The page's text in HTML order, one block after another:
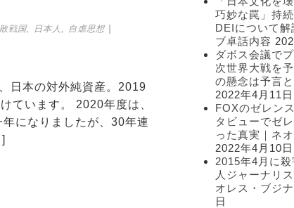
敗戦国 日本人 自虐思想 |
日本の対外純資産。2019
ています。 2020年度は、
になりましたが、30年連
巧妙な罠」持
DEIについて
ブ卓話内容
ダボス会議で
次世界大戦を
の懸念は予言
2022年4月11日
FOXのゼレン
タビューでゼ
った真実｜ネ
2022年4月10日
2015年4月に
人ジャーナリ
オレス・ブジナ
日